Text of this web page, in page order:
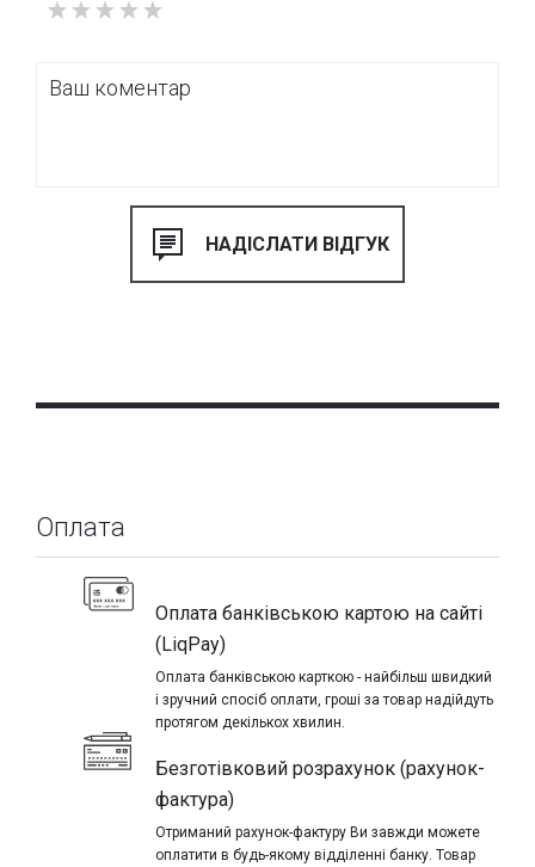
від Вашого вибору, виготовляється індивідуально під
Оплата
Оплата банківською картою на сайті
(LiqPay)
Оплата банківською карткою - найбільш швидкий
і зручний спосіб оплати, гроші за товар надійдуть
протягом декількох хвилин.
Безготівковий розрахунок (рахунок-
фактура)
Отриманий рахунок-фактуру Ви завжди можете
оплатити в будь-якому відділенні банку. Товар